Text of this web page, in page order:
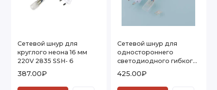
Сетевой шнур для
круглого неона 16 мм
220V 2835 SSH- 6
387.00₽
Сетевой шнур для
одностороннего
светодиодного гибкого
425.00₽